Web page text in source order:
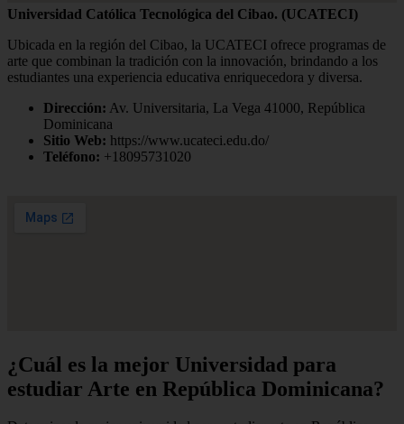
Universidad Católica Tecnológica del Cibao. (UCATECI)
Ubicada en la región del Cibao, la UCATECI ofrece programas de
arte que combinan la tradición con la innovación, brindando a los
estudiantes una experiencia educativa enriquecedora y diversa.
Dirección: Av. Universitaria, La Vega 41000, República
Dominicana
Sitio Web: https://www.ucateci.edu.do/
Teléfono: +18095731020
¿Cuál es la mejor Universidad para
estudiar Arte en República Dominicana?